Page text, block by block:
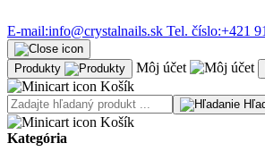
E-mail:info@crystalnails.sk Tel. číslo:+421
Produkty Môj účet
Košík
Košík
Kategória